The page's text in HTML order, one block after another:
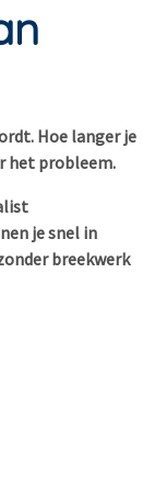
Hoe langer je
het probleem.
je snel in
breekwerk